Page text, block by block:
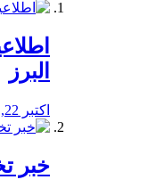
البرز
اکتبر 22, 2019
خبر